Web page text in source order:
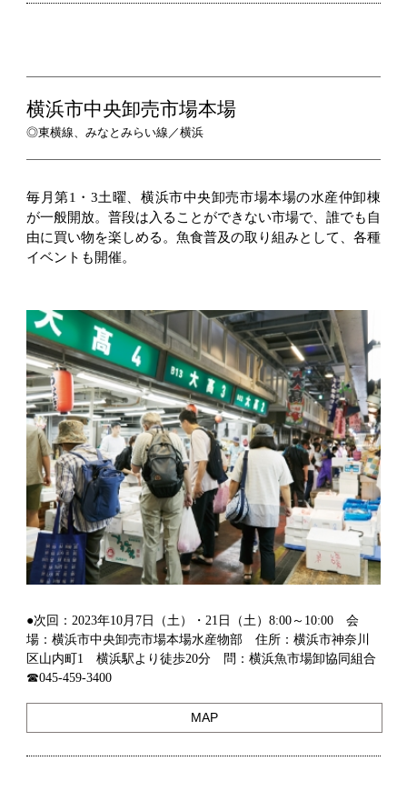
横浜市中央卸売市場本場
◎東横線、みなとみらい線／横浜
毎月第1・3土曜、横浜市中央卸売市場本場の水産仲卸棟
が一般開放。普段は入ることができない市場で、誰でも自
由に買い物を楽しめる。魚食普及の取り組みとして、各種
イベントも開催。
●次回：2023年10月7日（土）・21日（土）8:00～10:00 会
場：横浜市中央卸売市場本場水産物部 住所：横浜市神奈川
区山内町1 横浜駅より徒歩20分 問：横浜魚市場卸協同組合
☎045-459-3400
MAP